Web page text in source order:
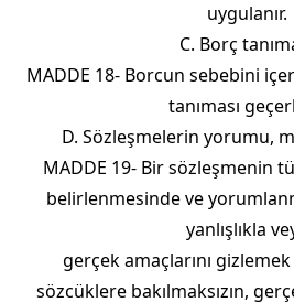
uygulanır.
C. Borç
MADDE 18- Borcun sebebini
tanıması
D. Sözleşmelerin yorumu,
MADDE 19- Bir sözleşmenin
belirlenmesinde ve
yanlışlıkla
gerçek amaçlarını
sözcüklere bakılmaksızın,